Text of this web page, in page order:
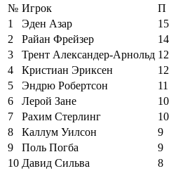
№ Игрок
П
1
Эден Азар
15
2
Райан Фрейзер
14
3
Трент Александер-Арнольд 12
4
Кристиан Эриксен
12
5
Эндрю Робертсон
11
6
Лерой Зане
10
7
Рахим Стерлинг
10
8
Каллум Уилсон
9
9
Поль Погба
9
10 Давид Сильва
8